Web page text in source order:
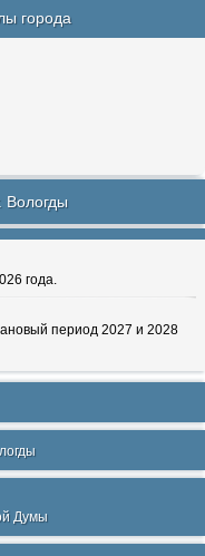
города
Вологды
года.
период 2027 и 2028
Думы